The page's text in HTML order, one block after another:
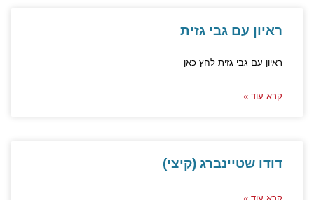
ראיון עם גבי גזית
ראיון עם גבי גזית לחץ כאן
קרא עוד »
דודו שטיינברג (קיצי)